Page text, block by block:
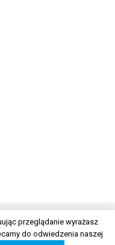
przeglądanie wyrażasz
do odwiedzenia naszej